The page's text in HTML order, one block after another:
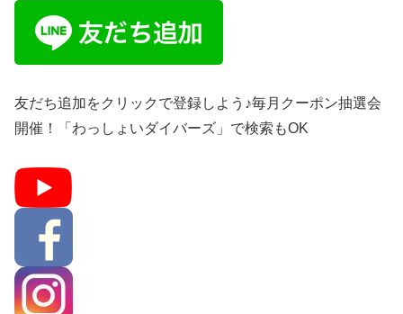
友だち追加をクリックで登録しよう♪毎月クーポン抽選会
開催！「わっしょいダイバーズ」で検索もOK